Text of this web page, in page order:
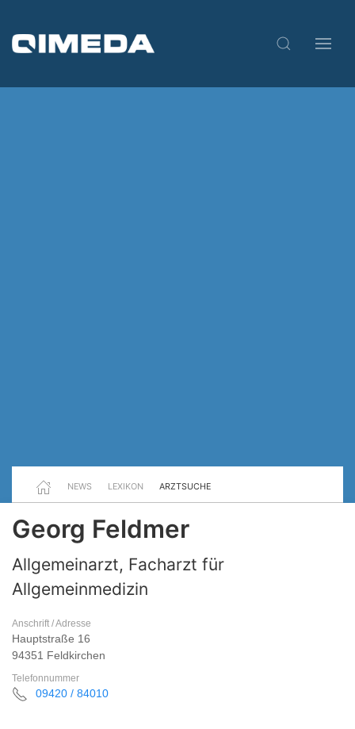
NEWS LEXIKON ARZTSUCHE
Georg Feldmer
Allgemeinarzt, Facharzt für
Allgemeinmedizin
Anschrift / Adresse
Hauptstraße 16
94351 Feldkirchen
Telefonnummer
09420 / 84010